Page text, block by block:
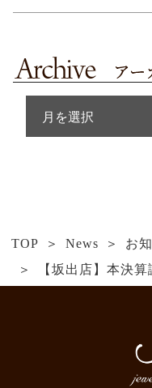
TOP News
お
【坂出店】本決